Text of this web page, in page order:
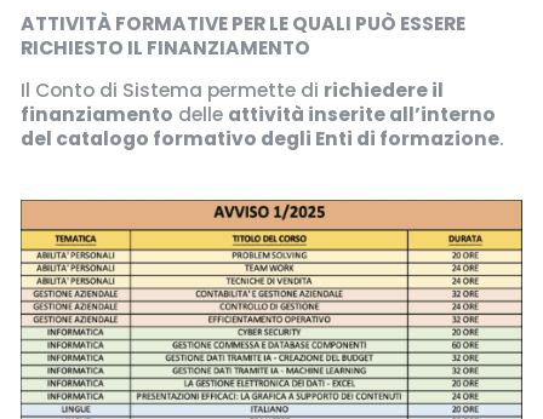
ATTIVITÀ FORMATIVE PER LE QUALI PUÒ ESSERE
RICHIESTO IL FINANZIAMENTO
Il Conto di Sistema permette di richiedere il
finanziamento delle attività inserite all’interno
del catalogo formativo degli Enti di formazione.